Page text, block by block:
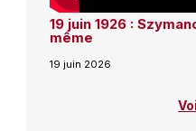
19 juin 1926 :
même
19 juin 2026